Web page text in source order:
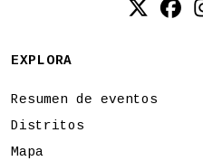
EXPLORA
Resumen de eventos
Distritos
Mapa